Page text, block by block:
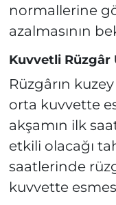
normallerine
azalmasının
Kuvvetli Rüzgâr
Rüzgârın
orta kuvvette
akşamın ilk
etkili olacağı
saatlerinde
kuvvette